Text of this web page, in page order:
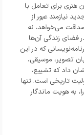
هنری برای تعامل با
نیازمند عبور از
می‌خواهد، نه
فضای زندگی آن‌ها
که در این
تصویر، موسیقی،
داد که تشییع،
تاریخی است. تنها
به هویت ماندگار